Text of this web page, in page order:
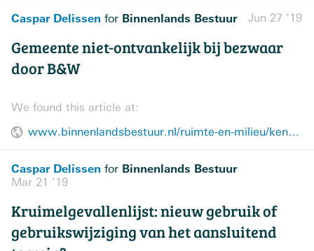
Caspar Delissen for Binnenlands Bestuur Jun 27 ’19
Gemeente niet-ontvankelijk bij bezwaar
door B&W
We found this article at:
www.binnenlandsbestuur.nl/ruimte-en-milieu/kennispartners/hekkelman-advocaten-notarissen/gemeente-niet-ontvankelijk-bij-bezwaar-door-b-w.9991649.lynkx
Caspar Delissen for Binnenlands Bestuur
Mar 21 ’19
Kruimelgevallenlijst: nieuw gebruik of
gebruikswijziging van het aansluitend